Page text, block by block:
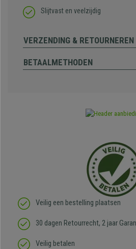
Slijtvast en veelzijdig
VERZENDING & RETOURNEREN
BETAALMETHODEN
Veilig een bestelling plaatsen
30 dagen Retourrecht, 2 jaar
Veilig betalen